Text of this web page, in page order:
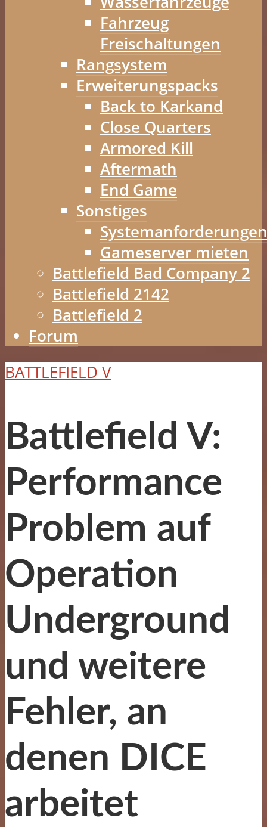
Fahrzeug
Freischaltungen
Rangsystem
Erweiterungspacks
Back to Karkand
Close Quarters
Armored Kill
Aftermath
End Game
Sonstiges
Systemanforderungen
Gameserver mieten
Battlefield Bad Company 2
Battlefield 2142
Battlefield 2
Forum
BATTLEFIELD V
Battlefield V:
Performance
Problem auf
Operation
Underground
und weitere
Fehler, an
denen DICE
arbeitet